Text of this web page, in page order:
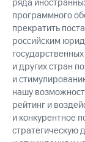
ряда
программного
прекратить
российским
и других стран
и
нашу
рейтинг и
и конкурентное
стратегическую